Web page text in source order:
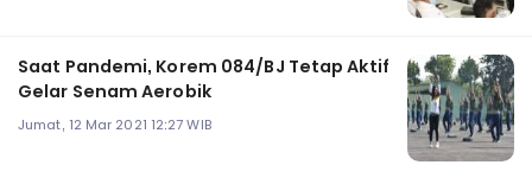
Saat Pandemi, Korem 084/BJ Tetap Aktif
Gelar Senam Aerobik
Jumat, 12 Mar 2021 12:27 WIB